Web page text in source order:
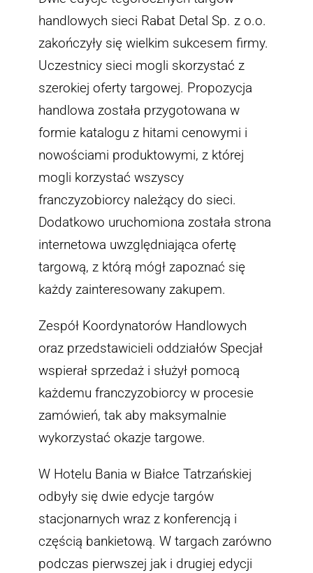
Skontaktuj się z nami
handlowych sieci Rabat Detal Sp. z o.o.
zakończyły się wielkim sukcesem firmy.
Uczestnicy sieci mogli skorzystać z
szerokiej oferty targowej. Propozycja
handlowa została przygotowana w
formie katalogu z hitami cenowymi i
nowościami produktowymi, z której
mogli korzystać wszyscy
franczyzobiorcy należący do sieci.
Dodatkowo uruchomiona została strona
internetowa uwzględniająca ofertę
targową, z którą mógł zapoznać się
każdy zainteresowany zakupem.
Zespół Koordynatorów Handlowych
oraz przedstawicieli oddziałów Specjał
wspierał sprzedaż i służył pomocą
każdemu franczyzobiorcy w procesie
zamówień, tak aby maksymalnie
wykorzystać okazje targowe.
W Hotelu Bania w Białce Tatrzańskiej
odbyły się dwie edycje targów
stacjonarnych wraz z konferencją i
częścią bankietową. W targach zarówno
podczas pierwszej jak i drugiej edycji